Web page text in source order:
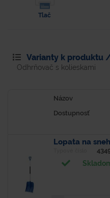
Tlač
Varianty k produktu
Odhrňovač s kolieskami
Názov
Dostupnosť
Lopata na sneh